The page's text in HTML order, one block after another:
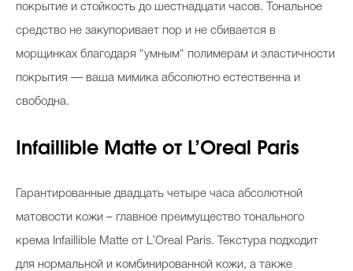
покрытие и стойкость до шестнадцати часов. Тональное
средство не закупоривает пор и не сбивается в
морщинках благодаря "умным" полимерам и эластичности
покрытия — ваша мимика абсолютно естественна и
свободна.
Infaillible Matte от L’Orеal Paris
Гарантированные двадцать четыре часа абсолютной
матовости кожи – главное преимущество тонального
крема Infaillible Matte от L’Oreal Paris. Текстура подходит
для нормальной и комбинированной кожи, а также